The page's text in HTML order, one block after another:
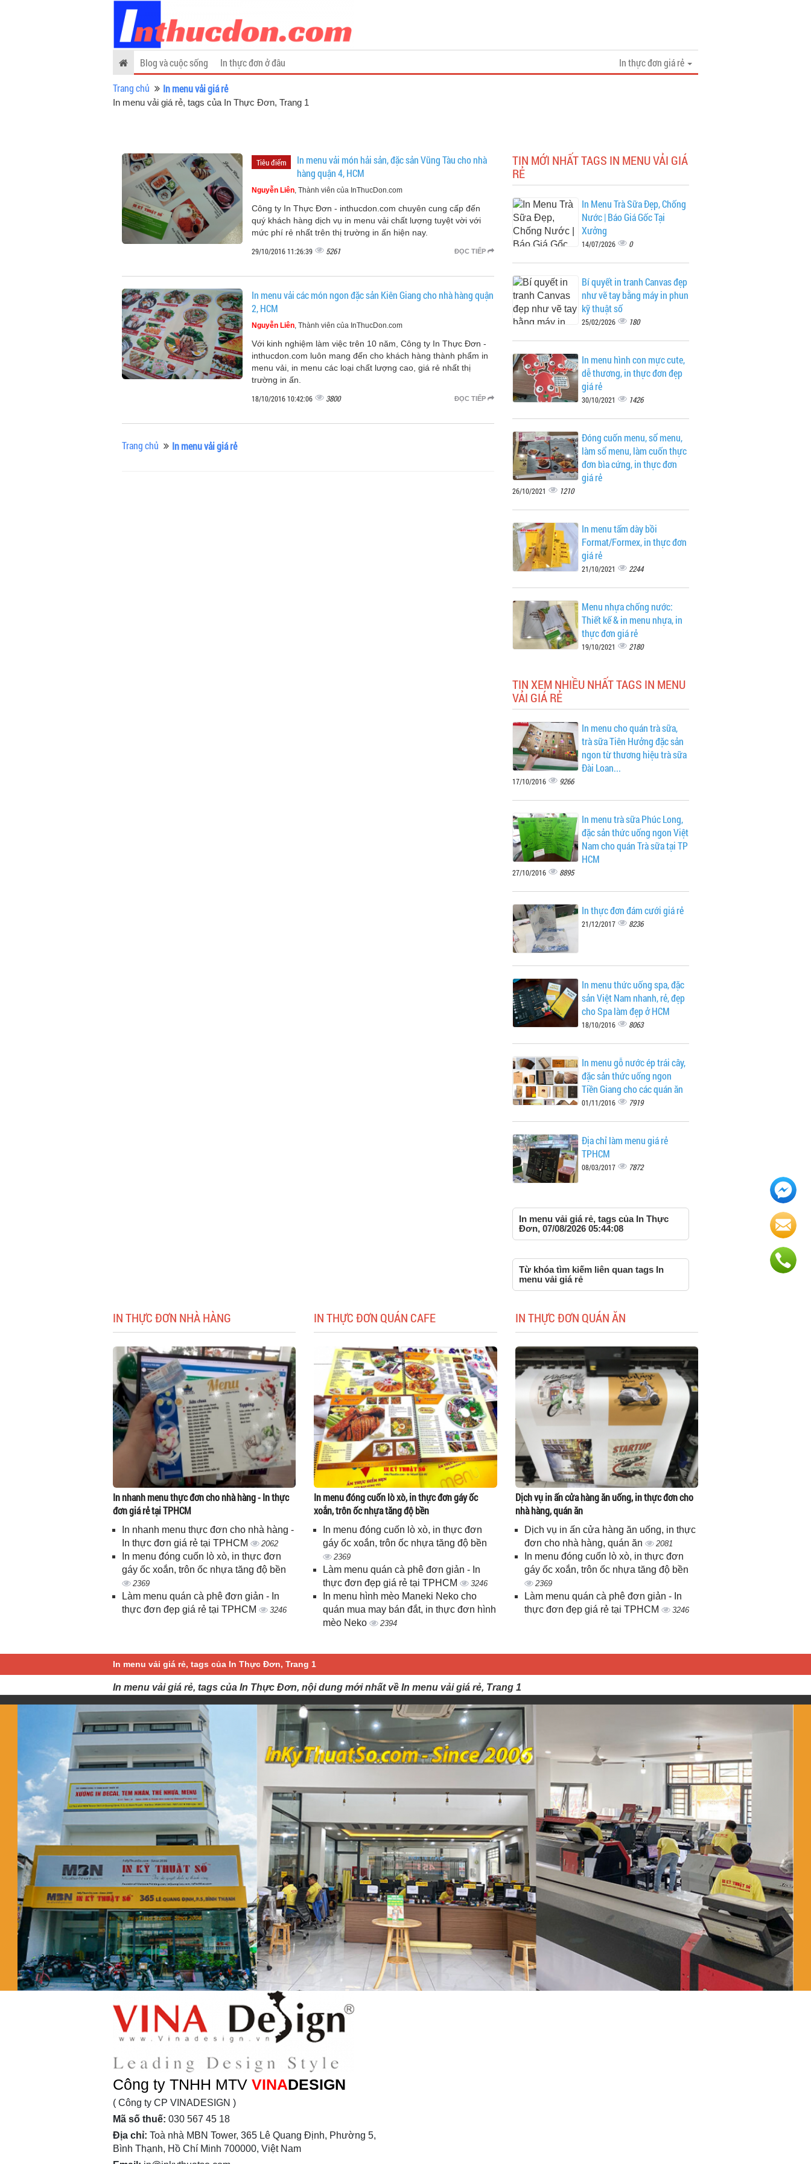
In thực đơn giá rẻ
Blog và cuộc sống
In thực đơn ở đâu
Trang chủ
In menu vải giá rẻ
In menu vải giá rẻ, tags của In Thực Đơn, Trang 1
Tiêu điểm
In menu vải món hải sản, đặc sản Vũng Tàu cho nhà
hàng quận 4, HCM
Nguyễn Liên, Thành viên của InThucDon.com
Công ty In Thực Đơn - inthucdon.com chuyên cung cấp đến
quý khách hàng dịch vụ in menu vải chất lượng tuyệt vời với
mức phí rẻ nhất trên thị trường in ấn hiện nay.
ĐỌC TIẾP
29/10/2016 11:26:39 5261
In menu vải các món ngon đặc sản Kiên Giang cho nhà hàng quận
2, HCM
Nguyễn Liên, Thành viên của InThucDon.com
Với kinh nghiệm làm việc trên 10 năm, Công ty In Thực Đơn -
inthucdon.com luôn mang đến cho khách hàng thành phẩm in
menu vải, in menu các loại chất lượng cao, giá rẻ nhất thị
trường in ấn.
ĐỌC TIẾP
18/10/2016 10:42:06 3800
Trang chủ In menu vải giá rẻ
TIN MỚI NHẤT TAGS IN MENU VẢI GIÁ
RẺ
In Menu Trà Sữa Đẹp, Chống
Nước | Báo Giá Gốc Tại
Xưởng
14/07/2026 0
Bí quyết in tranh Canvas đẹp
như vẽ tay bằng máy in phun
kỹ thuật số
25/02/2026 180
In menu hình con mực cute,
dễ thương, in thực đơn đẹp
giá rẻ
30/10/2021 1426
Đóng cuốn menu, sổ menu,
làm sổ menu, làm cuốn thực
đơn bìa cứng, in thực đơn
giá rẻ
26/10/2021 1210
In menu tấm dày bồi
Format/Formex, in thực đơn
giá rẻ
21/10/2021 2244
Menu nhựa chống nước:
Thiết kế & in menu nhựa, in
thực đơn giá rẻ
19/10/2021 2180
TIN XEM NHIỀU NHẤT TAGS IN MENU
VẢI GIÁ RẺ
In menu cho quán trà sữa,
trà sữa Tiên Hưởng đặc sản
ngon từ thương hiệu trà sữa
Đài Loan...
17/10/2016 9266
In menu trà sữa Phúc Long,
đặc sản thức uống ngon Việt
Nam cho quán Trà sữa tại TP
HCM
27/10/2016 8895
In thực đơn đám cưới giá rẻ
21/12/2017 8236
In menu thức uống spa, đặc
sản Việt Nam nhanh, rẻ, đẹp
cho Spa làm đẹp ở HCM
18/10/2016 8063
In menu gỗ nước ép trái cây,
đặc sản thức uống ngon
Tiền Giang cho các quán ăn
01/11/2016 7919
Địa chỉ làm menu giá rẻ
TPHCM
08/03/2017 7872
In menu vải giá rẻ, tags của In Thực
Đơn, 07/08/2026 05:44:08
Từ khóa tìm kiếm liên quan tags In
menu vải giá rẻ
IN THỰC ĐƠN NHÀ HÀNG
In nhanh menu thực đơn cho nhà hàng - In thực
đơn giá rẻ tại TPHCM
In nhanh menu thực đơn cho nhà hàng -
In thực đơn giá rẻ tại TPHCM
2062
In menu đóng cuốn lò xò, in thực đơn
gáy ốc xoắn, trôn ốc nhựa tăng độ bền
2369
Làm menu quán cà phê đơn giản - In
thực đơn đẹp giá rẻ tại TPHCM
3246
IN THỰC ĐƠN QUÁN CAFE
In menu đóng cuốn lò xò, in thực đơn gáy ốc
xoắn, trôn ốc nhựa tăng độ bền
In menu đóng cuốn lò xò, in thực đơn
gáy ốc xoắn, trôn ốc nhựa tăng độ bền
2369
Làm menu quán cà phê đơn giản - In
thực đơn đẹp giá rẻ tại TPHCM
3246
In menu hình mèo Maneki Neko cho
quán mua may bán đắt, in thực đơn hình
mèo Neko
2394
IN THỰC ĐƠN QUÁN ĂN
Dịch vụ in ấn cửa hàng ăn uống, in thực đơn cho
nhà hàng, quán ăn
Dịch vụ in ấn cửa hàng ăn uống, in thực
đơn cho nhà hàng, quán ăn
2081
In menu đóng cuốn lò xò, in thực đơn
gáy ốc xoắn, trôn ốc nhựa tăng độ bền
2369
Làm menu quán cà phê đơn giản - In
thực đơn đẹp giá rẻ tại TPHCM
3246
In menu vải giá rẻ, tags của In Thực Đơn, Trang 1
In menu vải giá rẻ, tags của In Thực Đơn, nội dung mới nhất về In menu vải giá rẻ, Trang 1
Công ty TNHH MTV VINADESIGN
( Công ty CP VINADESIGN )
Mã số thuế: 030 567 45 18
Địa chỉ: Toà nhà MBN Tower, 365 Lê Quang Định, Phường 5,
Bình Thạnh, Hồ Chí Minh 700000, Việt Nam